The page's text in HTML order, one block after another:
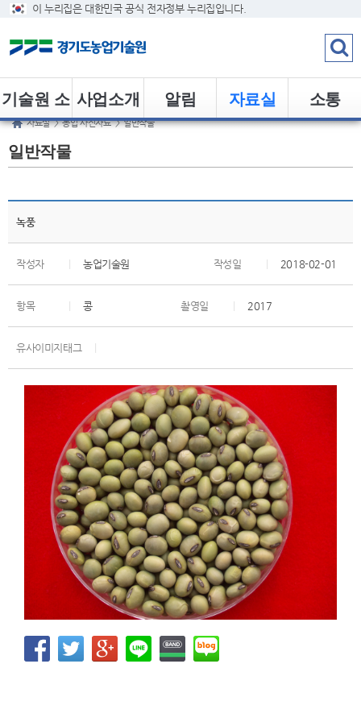
이 누리집은 대한민국 공식 전자정부 누리집입니다.
소통
자료실
알림
사업소개
기술원 소
개
자료실 > 농업 사진자료 > 일반작물
일반작물
녹풍
작성자 농업기술원 작성일 2018-02-01
항목 콩 촬영일 2017
유사이미지태그